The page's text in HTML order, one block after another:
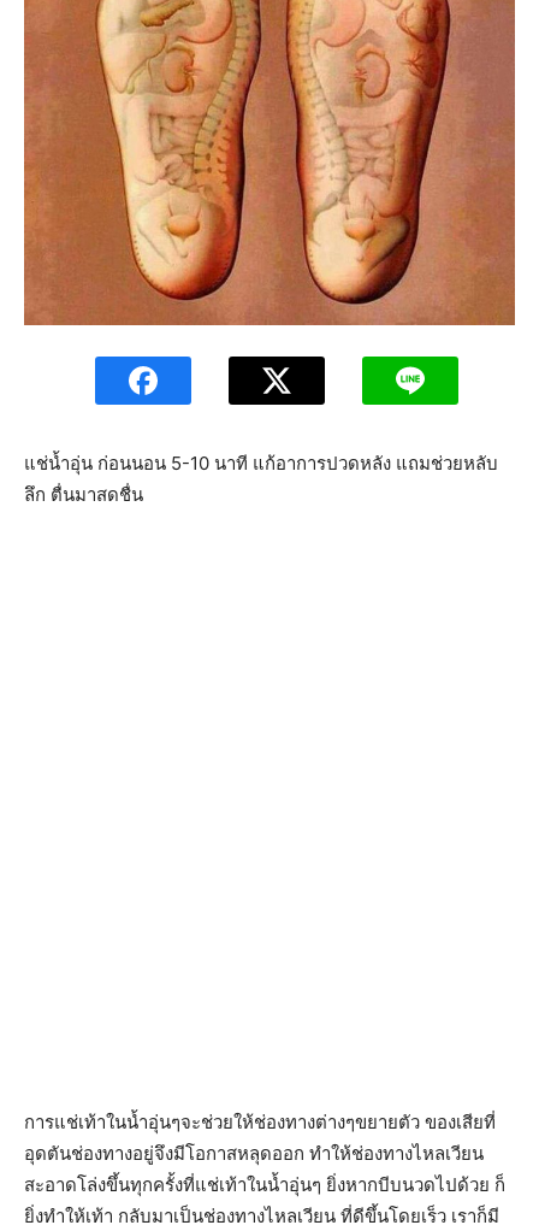
แช่น้ำอุ่น ก่อนนอน 5-10 นาที แก้อาการปวดหลัง แถมช่วยหลับ
ลึก ตื่นมาสดชื่น
การแช่เท้าในน้ำอุ่นๆจะช่วยให้ช่องทางต่างๆขยายตัว ของเสียที่
อุดตันช่องทางอยู่จึงมีโอกาสหลุดออก ทำให้ช่องทางไหลเวียน
สะอาดโล่งขึ้นทุกครั้งที่แช่เท้าในน้ำอุ่นๆ ยิ่งหากบีบนวดไปด้วย ก็
ยิ่งทำให้เท้า กลับมาเป็นช่องทางไหลเวียน ที่ดีขึ้นโดยเร็ว เราก็มี